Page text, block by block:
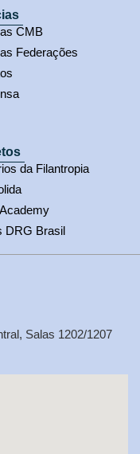
CMB
Federações
da Filantropia
DRG Brasil
Salas 1202/1207